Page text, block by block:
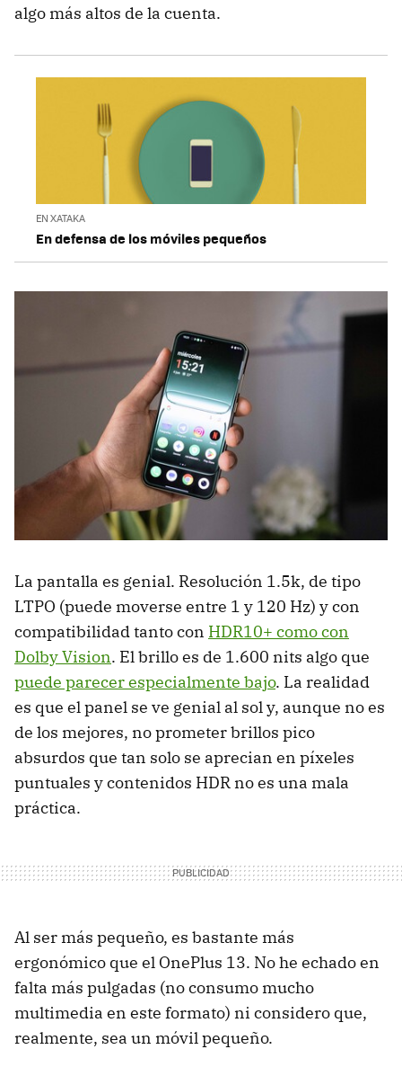
algo más altos de la cuenta.
EN XATAKA
En defensa de los móviles pequeños
La pantalla es genial. Resolución 1.5k, de tipo
LTPO (puede moverse entre 1 y 120 Hz) y con
compatibilidad tanto con HDR10+ como con
Dolby Vision. El brillo es de 1.600 nits algo que
puede parecer especialmente bajo. La realidad
es que el panel se ve genial al sol y, aunque no es
de los mejores, no prometer brillos pico
absurdos que tan solo se aprecian en píxeles
puntuales y contenidos HDR no es una mala
práctica.
Al ser más pequeño, es bastante más
ergonómico que el OnePlus 13. No he echado en
falta más pulgadas (no consumo mucho
multimedia en este formato) ni considero que,
realmente, sea un móvil pequeño.